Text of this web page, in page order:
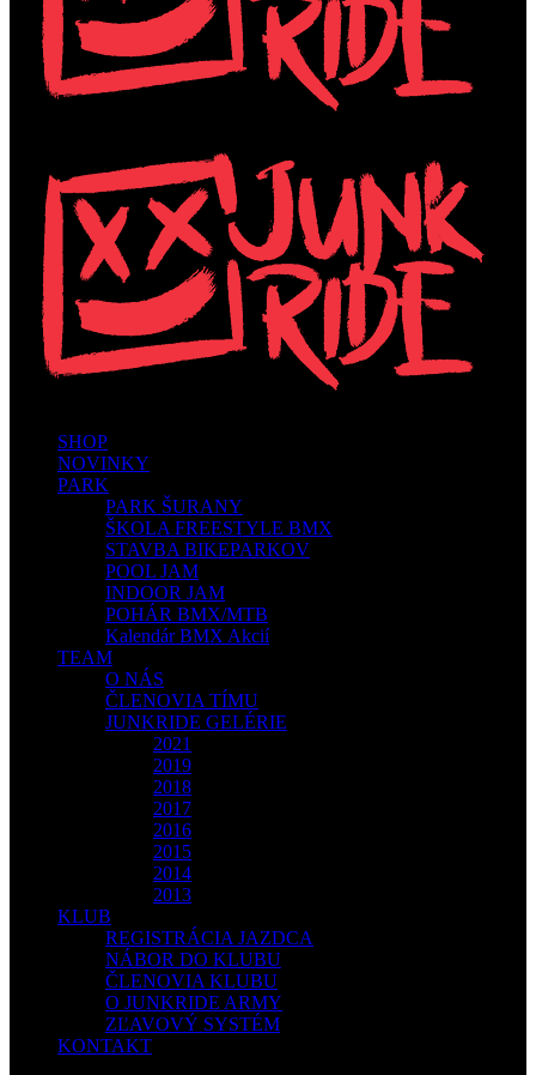
SHOP
NOVINKY
PARK
PARK ŠURANY
ŠKOLA FREESTYLE BMX
STAVBA BIKEPARKOV
POOL JAM
INDOOR JAM
POHÁR BMX/MTB
Kalendár BMX Akcií
TEAM
O NÁS
ČLENOVIA TÍMU
JUNKRIDE GELÉRIE
2021
2019
2018
2017
2016
2015
2014
2013
KLUB
REGISTRÁCIA JAZDCA
NÁBOR DO KLUBU
ČLENOVIA KLUBU
O JUNKRIDE ARMY
ZĽAVOVÝ SYSTÉM
KONTAKT